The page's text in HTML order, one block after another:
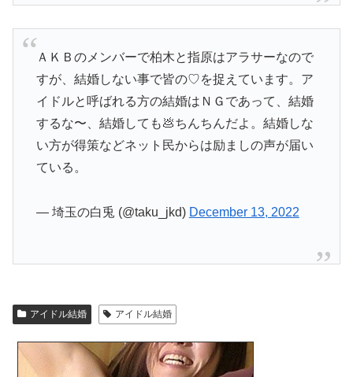
ＡＫＢのメンバーで柏木と指原はアラサーなので
すが、結婚しない事で皆の♡を捉えています。ア
イドルと呼ばれる方の結婚はＮＧであって、結婚
するな〜、結婚しても💩ちんちんだよ。結婚しな
い方が得策などネット民からは励ましの声が届い
ている。
— 埼玉の白兎 (@taku_jkd) December 13, 2022
アイドル結婚 アイドル結婚